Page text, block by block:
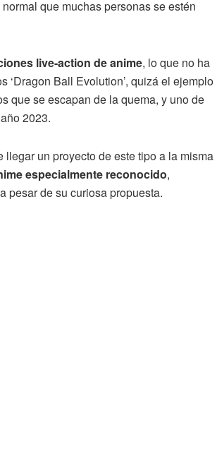
que muchas personas se estén
live-action de anime, lo que no ha
‘Dragon Ball Evolution’, quizá el ejemplo
que se escapan de la quema, y uno de
2023.
un proyecto de este tipo a la misma
especialmente reconocido,
pesar de su curiosa propuesta.